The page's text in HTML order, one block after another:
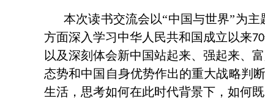
本次读书交流会以“中国与世界”为
方面深入学习中华人民共和国成立以来70
以及深刻体会新中国站起来、强起来、
态势和中国自身优势作出的重大战略判断
生活，思考如何在此时代背景下，如何